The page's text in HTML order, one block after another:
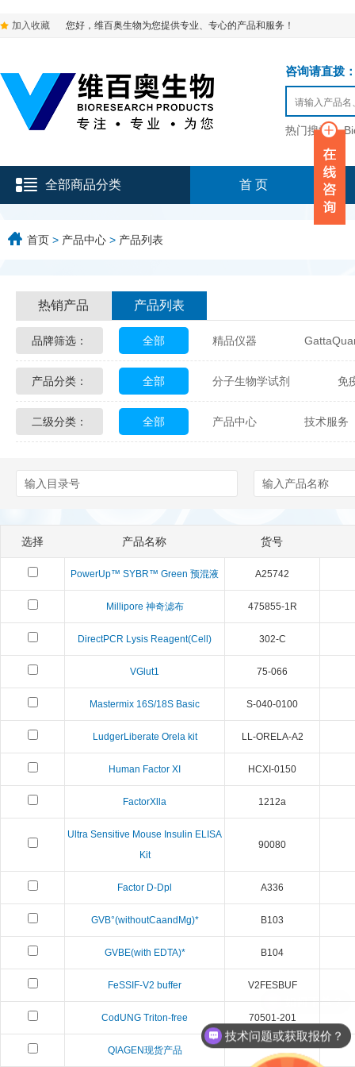
加入收藏 您好，维百奥生物为您提供专业、专心的产品和服务！
咨询请直拨
热门搜索：
全部商品分类 首 页
首页 > 产品中心 > 产品列表
热销产品 产品列表
品牌筛选： 全部 精品仪器
Glycon Biochem Sterlitech
Echelon Biosciences Verichem
Biotez Berlin Diametra
Berry & Associates Zedira
Abbexa AbD Serotec
产品分类： 全部 分子生物学试剂 免
化学及生物化学试剂 材料学试剂
二级分类： 全部 产品中心 技术服务
选择 产品名称 货号
PowerUp™ SYBR™ Green 预混液 A25742
Millipore 神奇滤布 475855-1R
DirectPCR Lysis Reagent(Cell) 302-C
VGlut1 75-066
Mastermix 16S/18S Basic S-040-0100
LudgerLiberate Orela kit LL-ORELA-A2
Human Factor XI HCXI-0150
FactorXlla 1212a
Ultra Sensitive Mouse Insulin ELISA
Kit
90080
Factor D-Dpl A336
GVB°(withoutCaandMg)* B103
GVBE(with EDTA)* B104
FeSSIF-V2 buffer V2FESBUF
CodUNG Triton-free 70501-201
QIAGEN现货产品
技术问题或获取报价？